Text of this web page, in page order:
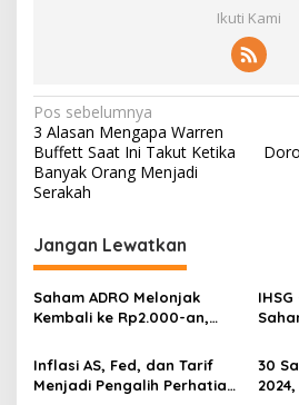
Ikuti Kami
Navigasi
pos
Pos sebelumnya
3 Alasan Mengapa Warren
Buffett Saat Ini Takut Ketika
Banyak Orang Menjadi
Serakah
Jangan Lewatkan
Saham ADRO Melonjak
Kembali ke Rp2.000-an,
Prospeknya
IHSG
Inflasi AS, Fed, dan Tarif
Menjadi Pengalih Perhatian
30